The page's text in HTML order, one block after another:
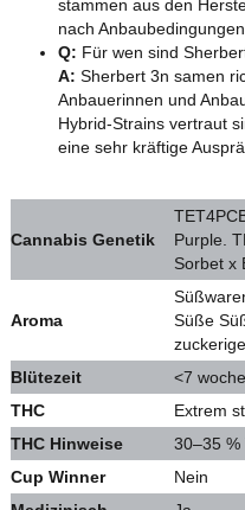
stammen aus den
nach
Q: Für wen sind
A: Sherbert 3n samen
Anbauerinnen und
Hybrid-Strains vertraut
eine sehr kräftige
Cannabis Genetik
Purple.
Sorbet x
Aroma
Süße
Blütezeit
<7
THC
Extrem
THC Hinweise
30–35 %
Cup Winner
Nein